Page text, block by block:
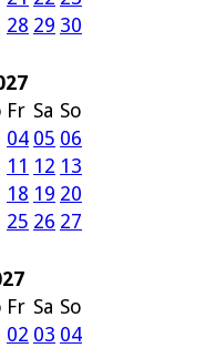
28 29 30
Fr Sa So
04 05 06
11 12 13
18 19 20
25 26 27
Fr Sa So
02 03 04